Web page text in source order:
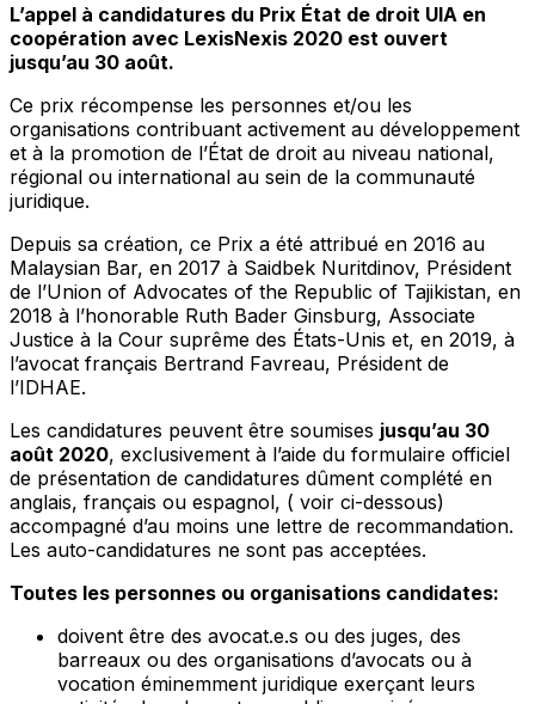
L’appel à candidatures du Prix État de droit UIA en
coopération avec LexisNexis 2020 est ouvert
jusqu’au 30 août.
Ce prix récompense les personnes et/ou les
organisations contribuant activement au développement
et à la promotion de l’État de droit au niveau national,
régional ou international au sein de la communauté
juridique.
Depuis sa création, ce Prix a été attribué en 2016 au
Malaysian Bar, en 2017 à Saidbek Nuritdinov, Président
de l’Union of Advocates of the Republic of Tajikistan, en
2018 à l’honorable Ruth Bader Ginsburg, Associate
Justice à la Cour suprême des États-Unis et, en 2019, à
l’avocat français Bertrand Favreau, Président de
l’IDHAE.
Les candidatures peuvent être soumises jusqu’au 30
août 2020, exclusivement à l’aide du formulaire officiel
de présentation de candidatures dûment complété en
anglais, français ou espagnol, ( voir ci-dessous)
accompagné d’au moins une lettre de recommandation.
Les auto-candidatures ne sont pas acceptées.
Toutes les personnes ou organisations candidates:
doivent être des avocat.e.s ou des juges, des
barreaux ou des organisations d’avocats ou à
vocation éminemment juridique exerçant leurs